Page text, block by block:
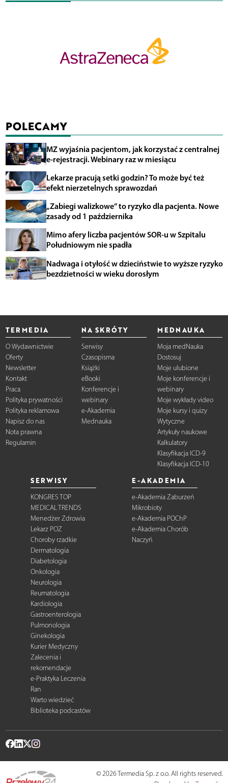
POLECAMY
MZ wyjaśnia pacjentom, jak korzystać z centralnej
e-rejestracji. Webinary raz w miesiącu
Lekarze pracują setki godzin? To może być też
efekt nierzetelnych sprawozdań
„Zabiegi walizkowe” to ryzyko dla pacjenta. Nowe
zasady od 1 października
Mimo afery liczba pacjentów SOR-u w Szpitalu
Południowym nie spadła
Nadwaga i otyłość w dzieciństwie to wyższe ryzyko
bezdzietności w wieku dorosłym
TERMEDIA
O Wydawnictwie
Oferty
Newsletter
Kontakt
Praca
Polityka prywatności
Polityka reklamowa
Napisz do nas
Nota prawna
Regulamin
NA SKRÓTY
Serwisy
Czasopisma
Książki
eBooki
Konferencje i
webinary
e-Akademia
Mednauka
MEDNAUKA
Moja medNauka
Dostosuj
Moje ulubione
Moje konferencje i
webinary
Moje wykłady video
Moje kursy i quizy
Wytyczne
Artykuły naukowe
Kalkulatory
Klasyfikacja ICD-9
Klasyfikacja ICD-10
SERWISY
KONGRES TOP
MEDICAL TRENDS
Menedżer Zdrowia
Lekarz POZ
Choroby rzadkie
Dermatologia
Diabetologia
Onkologia
Neurologia
Reumatologia
Kardiologia
Gastroenterologia
Pulmonologia
Ginekologia
Kurier Medyczny
Zalecenia i
rekomendacje
e-Praktyka Leczenia
Ran
Warto wiedzieć
Biblioteka podcastów
E-AKADEMIA
e-Akademia Zaburzeń
Mikrobioty
e-Akademia POChP
e-Akademia Chorób
Naczyń
© 2026 Termedia Sp. z o.o. All rights reserved.